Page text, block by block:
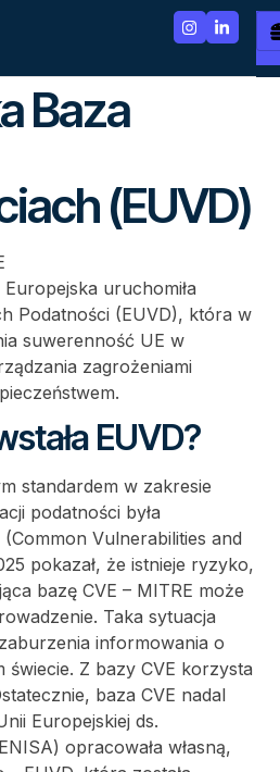
Baza
(EUVD)
uruchomiła
Podatności (EUVD), która w
suwerenność UE w
zagrożeniami
EUVD?
standardem w zakresie
podatności była
Vulnerabilities and
pokazał, że istnieje ryzyko,
bazę CVE – MITRE może
Taka sytuacja
informowania o
świecie. Z bazy CVE korzysta
baza CVE nadal
Europejskiej ds.
opracowała własną,